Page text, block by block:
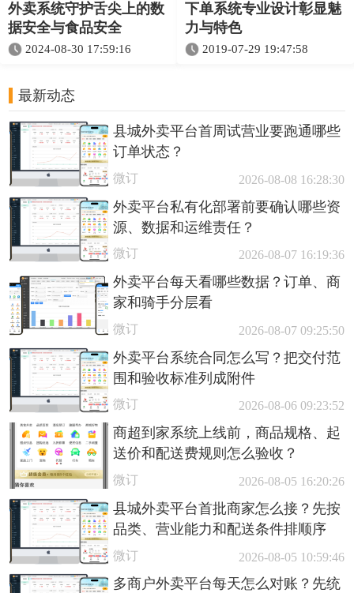
外卖系统守护舌尖上的数
据安全与食品安全
2024-08-30 17:59:16
下单系统专业设计彰显魅
力与特色
2019-07-29 19:47:58
最新动态
县城外卖平台首周试营业要跑通哪些
订单状态？
微订 2026-08-08 16:28:30
外卖平台私有化部署前要确认哪些资
源、数据和运维责任？
微订 2026-08-07 16:19:36
外卖平台每天看哪些数据？订单、商
家和骑手分层看
微订 2026-08-07 09:25:50
外卖平台系统合同怎么写？把交付范
围和验收标准列成附件
微订 2026-08-06 09:23:52
商超到家系统上线前，商品规格、起
送价和配送费规则怎么验收？
微订 2026-08-05 16:20:26
县城外卖平台首批商家怎么接？先按
品类、营业能力和配送条件排顺序
微订 2026-08-05 10:59:46
多商户外卖平台每天怎么对账？先统